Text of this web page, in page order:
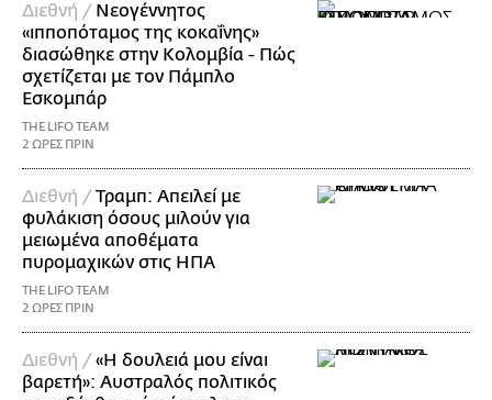
Διεθνή / Νεογέννητος
«ιπποπόταμος της κοκαΐνης»
διασώθηκε στην Κολομβία - Πώς
σχετίζεται με τον Πάμπλο
Εσκομπάρ
THE LIFO TEAM
2 ΩΡΕΣ ΠΡΙΝ
Διεθνή /Τραμπ: Απειλεί με
φυλάκιση όσους μιλούν για
μειωμένα αποθέματα
πυρομαχικών στις ΗΠΑ
THE LIFO TEAM
2 ΩΡΕΣ ΠΡΙΝ
Διεθνή /«Η δουλειά μου είναι
βαρετή»: Αυστραλός πολιτικός